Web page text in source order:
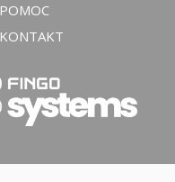
POMOC
KONTAKT